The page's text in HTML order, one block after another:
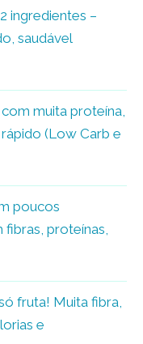
ingredientes –
saudável
muita proteína,
(Low Carb e
poucos
fibras, proteínas,
fruta! Muita fibra,
e